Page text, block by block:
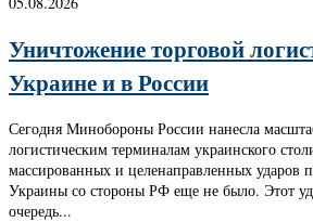
Уничтожение торговой
Украине и в России
Сегодня Минобороны России нанесла
логистическим терминалам украинского
массированных и целенаправленных ударов
Украины со стороны РФ еще не было. Этот
очередь...